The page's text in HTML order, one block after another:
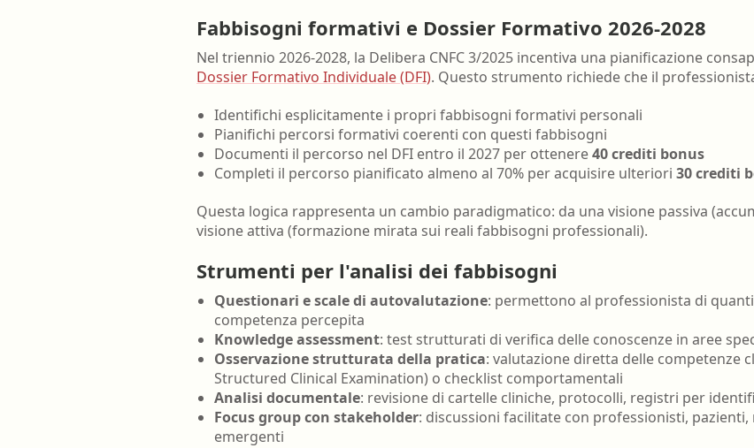
Fabbisogni formativi e Dossier Formativo 2026-2028
Nel triennio 2026-2028, la Delibera CNFC 3/2025 incentiva una pianificazione
Dossier Formativo Individuale (DFI). Questo strumento richiede che il
Identifichi esplicitamente i propri fabbisogni formativi personali
Pianifichi percorsi formativi coerenti con questi fabbisogni
Documenti il percorso nel DFI entro il 2027 per ottenere40 crediti bonus
Completi il percorso pianificato almeno al 70% per acquisire ulteriori 30 crediti
Questa logica rappresenta un cambio paradigmatico: da una visione passiva
visione attiva (formazione mirata sui reali fabbisogni professionali).
Strumenti per l'analisi dei fabbisogni
Questionari e scale di autovalutazione: permettono al professionista di
competenza percepita
Knowledge assessment: test strutturati di verifica delle conoscenze in aree
Osservazione strutturata della pratica: valutazione diretta delle competenze
Structured Clinical Examination) o checklist comportamentali
Analisi documentale: revisione di cartelle cliniche, protocolli, registri per
Focus group con stakeholder: discussioni facilitate con professionisti,
emergenti